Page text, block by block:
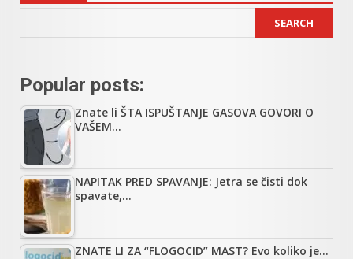
SEARCH
Popular posts:
Znate li ŠTA ISPUŠTANJE GASOVA GOVORI O
VAŠEM…
NAPITAK PRED SPAVANJE: Jetra se čisti dok
spavate,…
ZNATE LI ZA “FLOGOCID” MAST? Evo koliko je…